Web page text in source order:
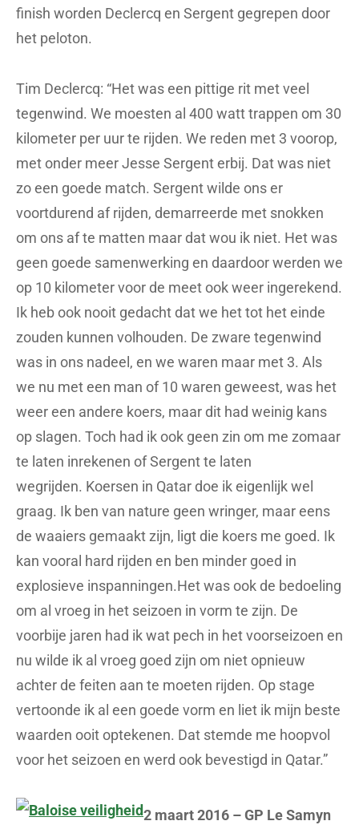
finish worden Declercq en Sergent gegrepen door
het peloton.
Tim Declercq: “Het was een pittige rit met veel
tegenwind. We moesten al 400 watt trappen om 30
kilometer per uur te rijden. We reden met 3 voorop,
met onder meer Jesse Sergent erbij. Dat was niet
zo een goede match. Sergent wilde ons er
voortdurend af rijden, demarreerde met snokken
om ons af te matten maar dat wou ik niet. Het was
geen goede samenwerking en daardoor werden we
op 10 kilometer voor de meet ook weer ingerekend.
Ik heb ook nooit gedacht dat we het tot het einde
zouden kunnen volhouden. De zware tegenwind
was in ons nadeel, en we waren maar met 3. Als
we nu met een man of 10 waren geweest, was het
weer een andere koers, maar dit had weinig kans
op slagen. Toch had ik ook geen zin om me zomaar
te laten inrekenen of Sergent te laten
wegrijden. Koersen in Qatar doe ik eigenlijk wel
graag. Ik ben van nature geen wringer, maar eens
de waaiers gemaakt zijn, ligt die koers me goed. Ik
kan vooral hard rijden en ben minder goed in
explosieve inspanningen.Het was ook de bedoeling
om al vroeg in het seizoen in vorm te zijn. De
voorbije jaren had ik wat pech in het voorseizoen en
nu wilde ik al vroeg goed zijn om niet opnieuw
achter de feiten aan te moeten rijden. Op stage
vertoonde ik al een goede vorm en liet ik mijn beste
waarden ooit optekenen. Dat stemde me hoopvol
voor het seizoen en werd ook bevestigd in Qatar.”
2 maart 2016 – GP Le Samyn